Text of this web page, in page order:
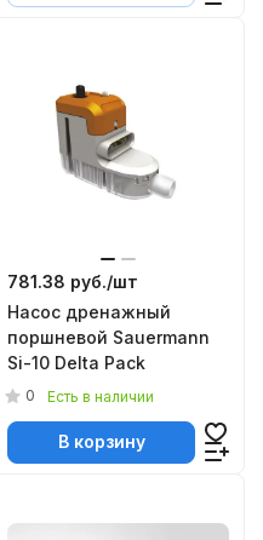
781.38 руб./шт
Насос дренажный
поршневой Sauermann
Si-10 Delta Pack
0 Есть в наличии
В корзину